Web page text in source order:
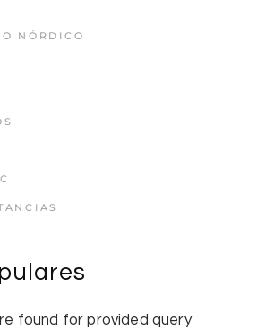
NÓRDICO
found for provided query